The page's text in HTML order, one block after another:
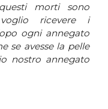
morti sono
ricevere i
ogni annegato
se avesse la pelle
nostro annegato